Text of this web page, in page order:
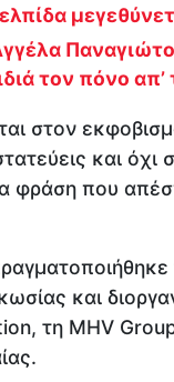
τον πόνο απ’
στον
και
φράση που
και
τη MHV